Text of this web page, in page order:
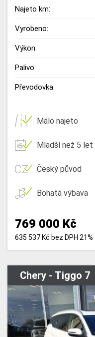
Najeto km:
Vyrobeno:
Výkon:
Palivo:
Převodovka:
Málo najeto
Mladší než 5 let
Český původ
Bohatá výbava
769 000 Kč
635 537 Kč bez DPH 21%
Chery - Tiggo 7